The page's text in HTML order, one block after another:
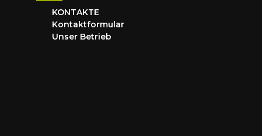
KONTAKTE
Kontaktformular
Unser Betrieb